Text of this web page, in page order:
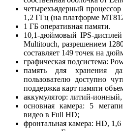
четырехъядерный
1,2 ГГц (на платформе
1 ГБ оперативная памяти.
10,1-дюймовый IPS-
Multitouch, разрешением
составляет 149 точек на
графическая подсистема:
память для хранения
пользователю доступно
поддержка карт памяти
аккумулятор: литий-
основная камера: 5
видео в Full HD;
фронтальная камера: HD, 1,6